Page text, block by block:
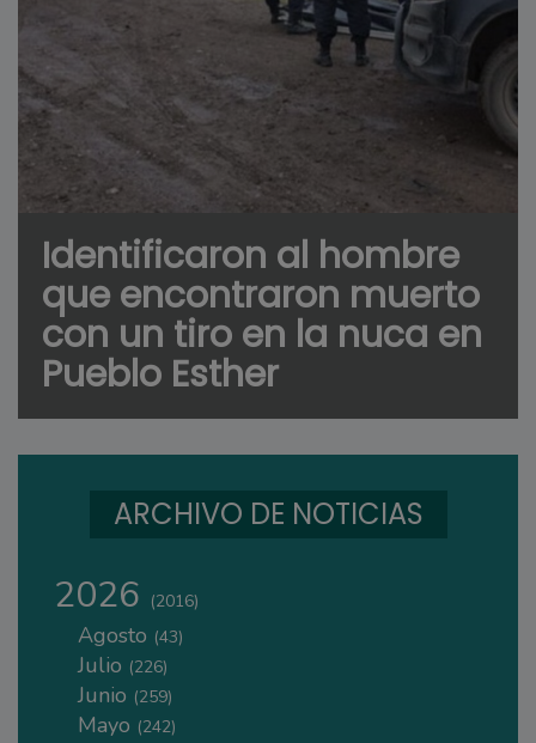
Identificaron al hombre
que encontraron muerto
con un tiro en la nuca en
Pueblo Esther
ARCHIVO DE NOTICIAS
2026 (2016)
Agosto (43)
Julio (226)
Junio (259)
Mayo (242)